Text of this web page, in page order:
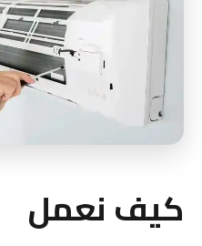
كيف نعمل